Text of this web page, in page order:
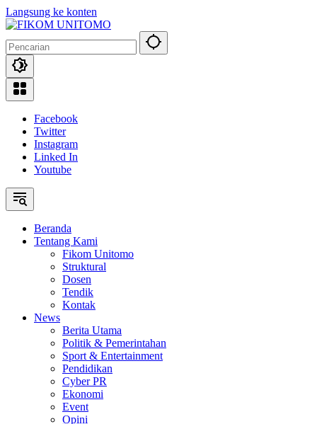
Langsung ke konten
Facebook
Twitter
Instagram
Linked In
Youtube
Beranda
Tentang Kami
Fikom Unitomo
Struktural
Dosen
Tendik
Kontak
News
Berita Utama
Politik & Pemerintahan
Sport & Entertainment
Pendidikan
Cyber PR
Ekonomi
Event
Opini